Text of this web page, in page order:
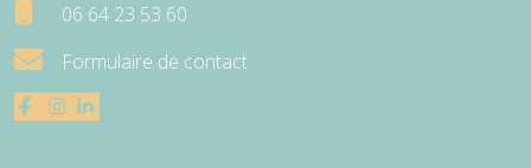
06 64 23 53 60
Formulaire de contact